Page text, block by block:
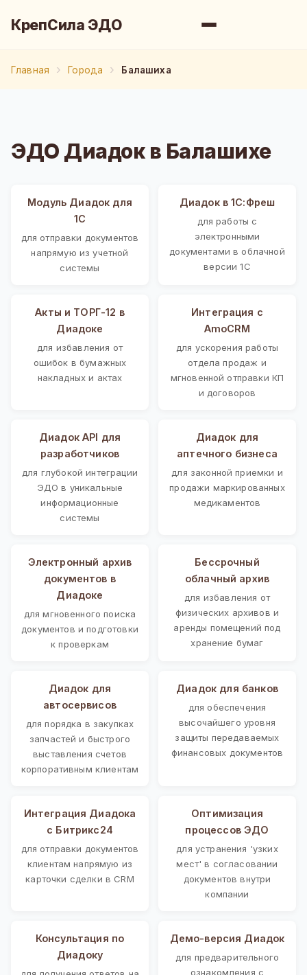
КрепСила ЭДО
Главная Города Балашиха
ЭДО Диадок в Балашихе
Модуль Диадок для
1С
для отправки документов
напрямую из учетной
системы
Диадок в 1С:Фреш
для работы с
электронными
документами в облачной
версии 1С
Акты и ТОРГ-12 в
Диадоке
для избавления от
ошибок в бумажных
накладных и актах
Интеграция с
AmoCRM
для ускорения работы
отдела продаж и
мгновенной отправки КП
и договоров
Диадок API для
разработчиков
для глубокой интеграции
ЭДО в уникальные
информационные
системы
Диадок для
аптечного бизнеса
для законной приемки и
продажи маркированных
медикаментов
Электронный архив
документов в
Диадоке
для мгновенного поиска
документов и подготовки
к проверкам
Бессрочный
облачный архив
для избавления от
физических архивов и
аренды помещений под
хранение бумаг
Диадок для
автосервисов
для порядка в закупках
запчастей и быстрого
выставления счетов
корпоративным клиентам
Диадок для банков
для обеспечения
высочайшего уровня
защиты передаваемых
финансовых документов
Интеграция Диадока
с Битрикс24
для отправки документов
клиентам напрямую из
карточки сделки в CRM
Оптимизация
процессов ЭДО
для устранения 'узких
мест' в согласовании
документов внутри
компании
Консультация по
Диадоку
Демо-версия Диадок
для предварительного
ознакомления с